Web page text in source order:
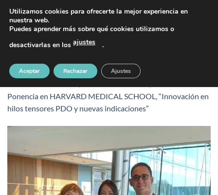
contenido
PIDE TU CITA AL TELÉFONO 637 42 97 25
harvard-medical-school-dr-minana (4)
Ponencia en HARVARD MEDICAL SCHOOL, “Innovación en
hilos tensores PDO y nuevas indicaciones”
Utilizamos cookies para ofrecerte la mejor experiencia en
nuestra web.
Puedes aprender más sobre qué cookies utilizamos o
desactivarlas en los ajustes .
Aceptar Rechazar Ajustes